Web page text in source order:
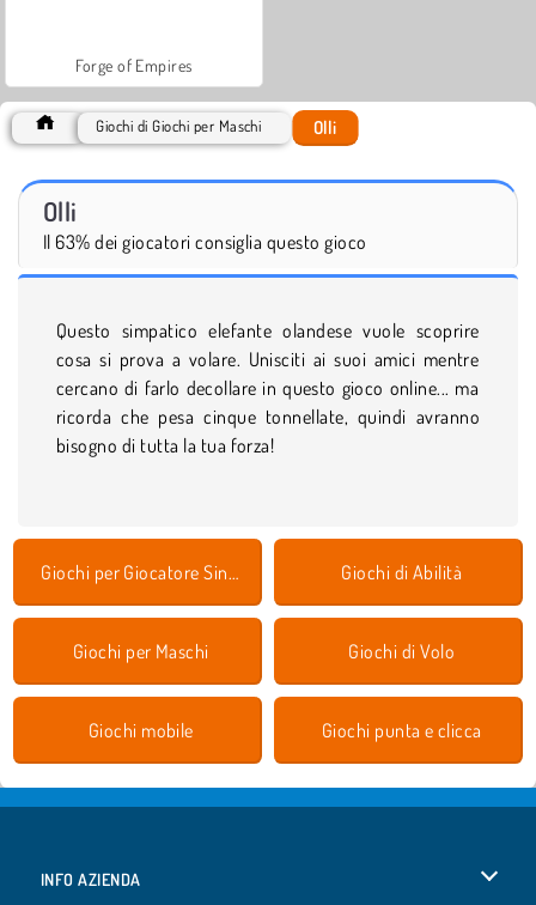
Forge of Empires
Giochi di Giochi per Maschi Olli
Olli
Il 63% dei giocatori consiglia questo gioco
Questo simpatico elefante olandese vuole scoprire
cosa si prova a volare. Unisciti ai suoi amici mentre
cercano di farlo decollare in questo gioco online... ma
ricorda che pesa cinque tonnellate, quindi avranno
bisogno di tutta la tua forza!
Giochi per Giocatore Singolo Giochi di Abilità
Giochi per Maschi Giochi di Volo
Giochi mobile Giochi punta e clicca
INFO AZIENDA